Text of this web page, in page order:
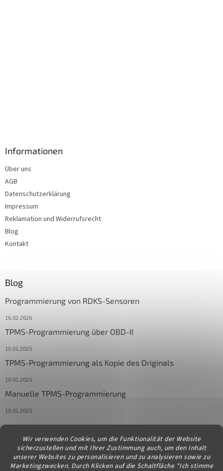
Wir verwenden Cookies, um die Funktionalität der Website
sicherzustellen und mit Ihrer Zustimmung auch, um den Inhalt
unserer Websites zu personalisieren und zu analysieren sowie zu
Marketingzwecken. Durch Klicken auf die Schaltfläche "Ich stimme
Informationen
Über uns
AGB
Datenschutzerklärung
Impressum
Reklamation und Widerrufsrecht
Blog
Kontakt
Blog
Programmierung von RDKS-Sensoren
16.02.2026
TPMS-Programmierung über OBD-II
10.01.2025
TPMS-Programmierung als Kopie des Originals
10.01.2025
Manuelle TPMS-Programmierung
10.01.2025
Kontakt
info@diagstore.at